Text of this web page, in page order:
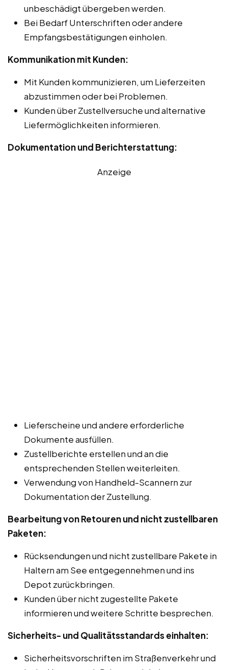
unbeschädigt übergeben werden.
Bei Bedarf Unterschriften oder andere
Empfangsbestätigungen einholen.
Kommunikation mit Kunden:
Mit Kunden kommunizieren, um Lieferzeiten
abzustimmen oder bei Problemen.
Kunden über Zustellversuche und alternative
Liefermöglichkeiten informieren.
Dokumentation und Berichterstattung:
Anzeige
Lieferscheine und andere erforderliche
Dokumente ausfüllen.
Zustellberichte erstellen und an die
entsprechenden Stellen weiterleiten.
Verwendung von Handheld-Scannern zur
Dokumentation der Zustellung.
Bearbeitung von Retouren und nicht zustellbaren
Paketen:
Rücksendungen und nicht zustellbare Pakete in
Haltern am See entgegennehmen und ins
Depot zurückbringen.
Kunden über nicht zugestellte Pakete
informieren und weitere Schritte besprechen.
Sicherheits- und Qualitätsstandards einhalten:
Sicherheitsvorschriften im Straßenverkehr und